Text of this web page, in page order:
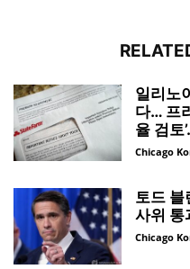
일리노
다… 프
율 검토
Chicago
토드 블
사위 통
Chicago